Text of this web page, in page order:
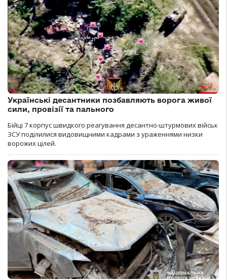
Українські десантники позбавляють ворога живої
сили, провізії та пального
Бійці 7 корпус швидкого реагування десантно-штурмових військ
ЗСУ поділилися видовищними кадрами з ураженнями низки
ворожих цілей.